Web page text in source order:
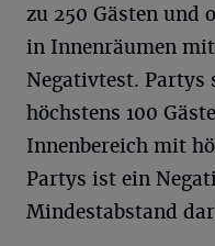
zu 250 Gästen und
in Innenräumen
Negativtest.
höchstens 100
Innenbereich mit
Partys ist ein
Mindestabstand